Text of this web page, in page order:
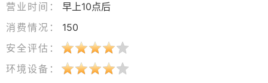
营业时间：
早上10点后
消费情况：
150
安全评估：
环境设备：